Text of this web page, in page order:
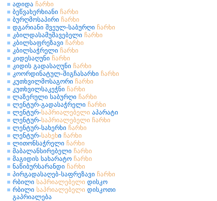
ადიდა ჩარხი
ბეწვახერხიანი ჩარხი
ბურღმოსაპირი ჩარხი
დგარიანი შვეულ-საბურღი ჩარხი
კბილდასამუშავებელი ჩარხი
კბილსაფრეზავი ჩარხი
კბილსაჭრელი ჩარხი
კიდესაღუნი ჩარხი
კიდის გადასაღუნი ჩარხი
კოორდინატულ-შიგჩასარხი ჩარხი
კუთხვილმოსაგორი ჩარხი
კუთხვილსაკეჭნი ჩარხი
ლაზერული საბურღი ჩარხი
ლენტურ-გადასაჭრელი ჩარხი
ლენტურ-საპრიალებელი აპარატი
ლენტურ-საპრიალებელი ჩარხი
ლენტურ-სახერხი ჩარხი
ლენტურ-სახეხი ჩარხი
ლითონსაჭრელი ჩარხი
მაბალანსირებელი ჩარხი
მაგიდის სახარატო ჩარხი
ნაწიბურსარანდი ჩარხი
პირგადასაღებ-საფრეზავი ჩარხი
რბილი საპრიალებელი დისკო
რბილი საპრიალებელი დისკოთი
გაპრიალება